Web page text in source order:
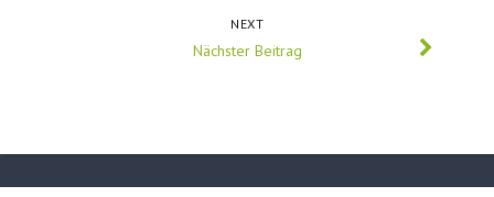
NEXT
Nächster Beitrag